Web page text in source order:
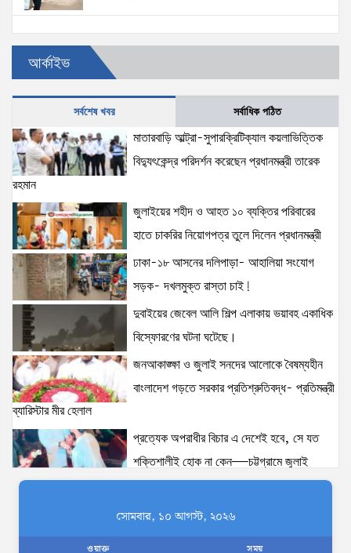
প্রত্যেক অপরাধীর বিচার এ দেশেই হবে, সে যত শক্তিশালীই
হোক না কেন—চট্টগ্রামে জুলাই গণঅভ্যুত্থান দিবসে প্রতিমন্ত্রী
ব্যারিস্টার মীর হেলাল
6 views|posted on August 5, 2026
জনআকাঙ্ক্ষা ও জুলাই সনদের আলোকে বৈষম্যহীন বাংলাদেশ
গড়তে সরকার প্রতিশ্রুতিবদ্ধ- প্রতিমন্ত্রী ব্যারিস্টার মীর হেলাল
6 views| posted on August 5, 2026
আর্কাইভ
সর্বশেষ খবর সর্বাধিক পঠিত
মাতারবাড়ি আল্ট্রা-সুপারক্রিটিক্যাল কয়লাভিত্তিক
বিদ্যুৎকেন্দ্র পরিদর্শন করেছেন প্রধানমন্ত্রী তারেক
রহমান
জুলাইয়ের শহীদ ও আহত ১০ ব্যক্তির পরিবারের
হাতে চাকরির নিয়োগপত্র তুলে দিলেন প্রধানমন্ত্রী
ঢাকা-১৮ আসনের দলিপাড়া- আহালিয়া সংযোগ
সড়ক- দখলমুক্ত রাস্তা চাই!
দুবাইয়ের জেবেল আলি শিল্প এলাকায় ভয়াবহ একাধিক
বিস্ফোরণের ঘটনা ঘটেছে।
জনআকাঙ্ক্ষা ও জুলাই সনদের আলোকে বৈষম্যহীন
বাংলাদেশ গড়তে সরকার প্রতিশ্রুতিবদ্ধ- প্রতিমন্ত্রী
ব্যারিস্টার মীর হেলাল
প্রত্যেক অপরাধীর বিচার এ দেশেই হবে, সে যত
শক্তিশালীই হোক না কেন—চট্টগ্রামে জুলাই
গণঅভ্যুত্থান দিবসে প্রতিমন্ত্রী ব্যারিস্টার মীর হেলাল
ঢাকাকে পরিবেশবান্ধব ও বাসযোগ্য করতে সরকারের
পাশাপাশি নাগরিকদের দায়িত্বশীল ভূমিকা পালন
সোমবার, ১০ আগস্ট, ২০২৬
ওয়াক্ত সময়